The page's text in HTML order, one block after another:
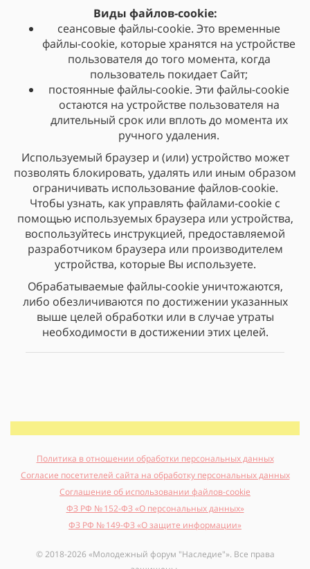
Виды файлов-cookie:
сеансовые файлы-cookie. Это временные
файлы-cookie, которые хранятся на устройстве
пользователя до того момента, когда
пользователь покидает Сайт;
постоянные файлы-cookie. Эти файлы-cookie
остаются на устройстве пользователя на
длительный срок или вплоть до момента их
ручного удаления.
Используемый браузер и (или) устройство может
позволять блокировать, удалять или иным образом
ограничивать использование файлов-cookie.
Чтобы узнать, как управлять файлами-cookie с
помощью используемых браузера или устройства,
воспользуйтесь инструкцией, предоставляемой
разработчиком браузера или производителем
устройства, которые Вы используете.
Обрабатываемые файлы-cookie уничтожаются,
либо обезличиваются по достижении указанных
выше целей обработки или в случае утраты
необходимости в достижении этих целей.
Политика в отношении обработки персональных данных
Согласие посетителей сайта на обработку персональных данных
Соглашение об использовании файлов-cookie
ФЗ РФ № 152-ФЗ «О персональных данных»
ФЗ РФ № 149-ФЗ «О защите информации»
© 2018-2026 «Молодежный форум "Наследие"». Все права